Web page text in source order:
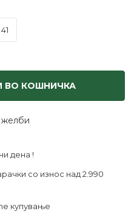
41
ВО КОШНИЧКА
желби
дена !
со износ над 2.990
купување